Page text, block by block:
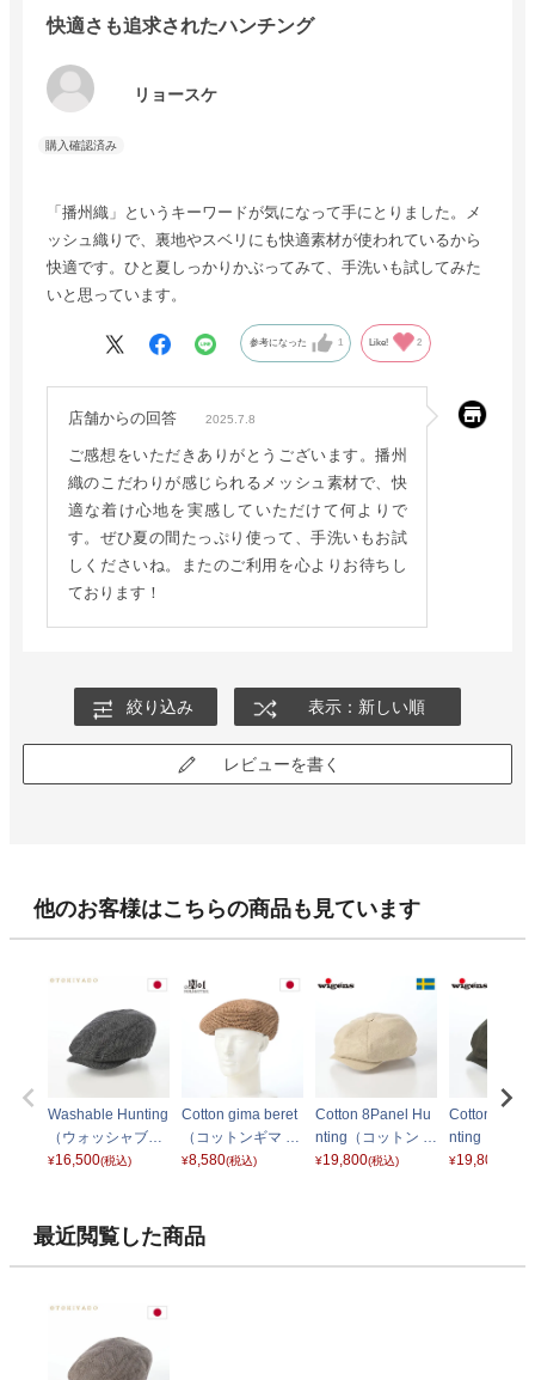
快適さも追求されたハンチング
リョースケ
「播州織」というキーワードが気になって手にとりました。メ
ッシュ織りで、裏地やスベリにも快適素材が使われているから
快適です。ひと夏しっかりかぶってみて、手洗いも試してみた
いと思っています。
参考になった 1 Like! 2
店舗からの回答 2025.7.8
ご感想をいただきありがとうございます。播州
織のこだわりが感じられるメッシュ素材で、快
適な着け心地を実感していただけて何よりで
す。ぜひ夏の間たっぷり使って、手洗いもお試
しくださいね。またのご利用を心よりお待ちし
ております！
絞り込み 表示：新しい順
レビューを書く
他のお客様はこちらの商品も見ています
Washable Hunting
（ウォッシャブル
ハンチング） ブラ
¥16,500(税込)
Cotton gima beret
（コットンギマ ベ
レー） ナチュラル
¥8,580(税込)
Cotton 8Panel Hu
nting（コットン 8
パネル ハンチン
¥19,800(税込)
Cotton
nting（コッ
パネル ハン
¥19,800
最近閲覧した商品